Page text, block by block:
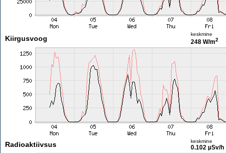
Kiirgusvoog
keskmine
248 W/m2
Radioaktiivsus keskmine
0.102 µSv/h